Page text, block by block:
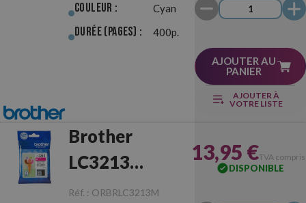
Couleur : Cyan
Durée (pages) : 400p.
AJOUTER AU
PANIER
AJOUTER À
VOTRE LISTE
Brother
LC3213
Magenta
Réf. : ORBRLC3213M
13,95 €TVA
DISPONIBLE